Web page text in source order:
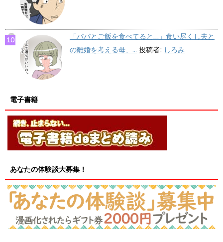
「パパとご飯を食べてると…」食い尽くし夫と
の離婚を考える母、... 投稿者: しろみ
電子書籍
あなたの体験談大募集！